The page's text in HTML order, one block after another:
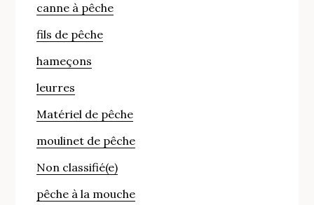
canne à pêche
fils de pêche
hameçons
leurres
Matériel de pêche
moulinet de pêche
Non classifié(e)
pêche à la mouche